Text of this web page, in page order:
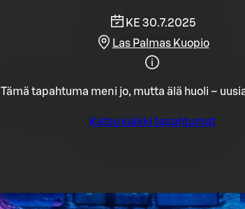
KE 30.7.2025
Las Palmas Kuopio
Tämä tapahtuma meni jo, mutta älä huoli –
Katso kaikki tapahtumat